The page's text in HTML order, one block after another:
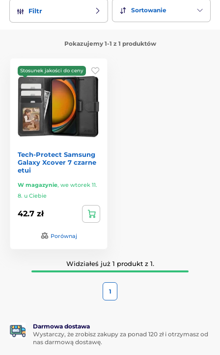
Filtr Sortowanie
Pokazujemy 1-1 z 1 produktów
Stosunek jakości do ceny
Tech-Protect Samsung
Galaxy Xcover 7 czarne
etui
W magazynie, we wtorek 11.
8. u Ciebie
42.7 zł
Porównaj
Widziałeś już 1 produkt z 1.
1
Darmowa dostawa
Wystarczy, że zrobisz zakupy za ponad 120 zł i otrzymasz od
nas darmową dostawę.